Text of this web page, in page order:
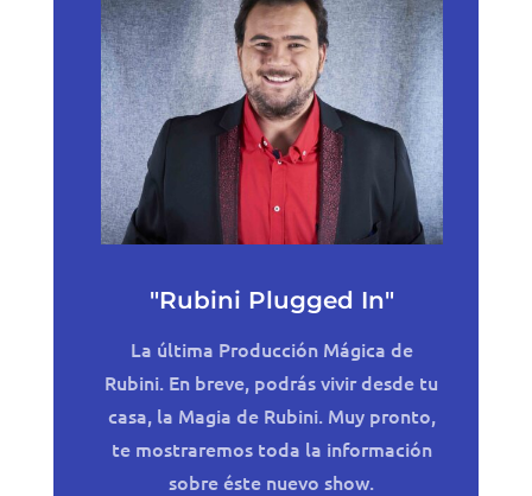
"Rubini Plugged In"
La última Producción Mágica de
Rubini. En breve, podrás vivir desde tu
casa, la Magia de Rubini. Muy pronto,
te mostraremos toda la información
sobre éste nuevo show.